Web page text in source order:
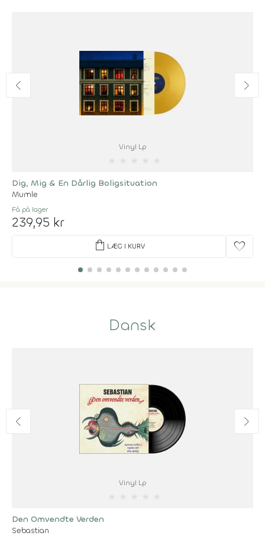
Vinyl Lp
Dig, Mig & En Dårlig Boligsituation
Mumle
Få på lager
239,95 kr
shopping_bag LÆG I KURV favorite
Dansk
Vinyl Lp
Den Omvendte Verden
Sebastian